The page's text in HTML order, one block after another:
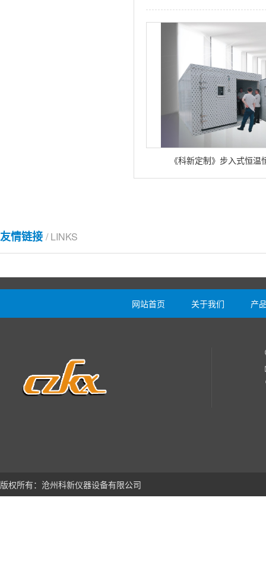
《科新定制》步入式恒温
友情链接 / LINKS
网站首页 关于我们 产
版权所有：沧州科新仪器设备有限公司